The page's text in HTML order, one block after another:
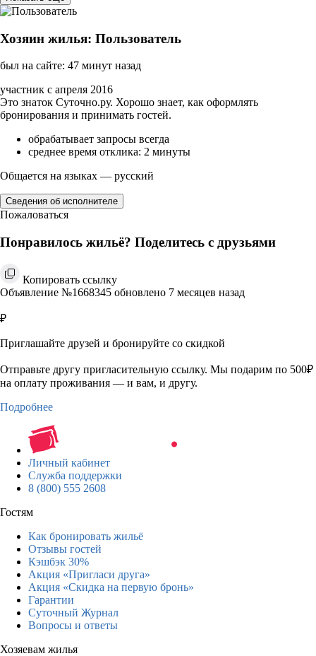
Хозяин жилья: Пользователь
был на сайте: 47 минут назад
участник с апреля 2016
Это знаток Суточно.ру. Хорошо знает, как оформлять
бронирования и принимать гостей.
обрабатывает запросы всегда
среднее время отклика: 2 минуты
Общается на языках — русский
Сведения об исполнителе
Пожаловаться
Понравилось жильё? Поделитесь с друзьями
Копировать ссылку
Объявление №1668345 обновлено 7 месяцев назад
₽
Приглашайте друзей и бронируйте со скидкой
Отправьте другу пригласительную ссылку. Мы подарим по 500₽
на оплату проживания — и вам, и другу.
Подробнее
Личный кабинет
Служба поддержки
8 (800) 555 2608
Гостям
Как бронировать жильё
Отзывы гостей
Кэшбэк 30%
Акция «Пригласи друга»
Акция «Скидка на первую бронь»
Гарантии
Суточный Журнал
Вопросы и ответы
Хозяевам жилья